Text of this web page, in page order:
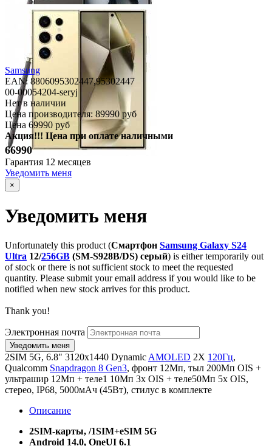
Samsung
EAN: 8806095302447,95302447
00-00054204-seryj
Нет в наличии
Цена производителя: 89990 руб
Цена 69990 руб
Акция!!! Цена при оплате наличными
66990
Гарантия 12 месяцев
Уведомить меня
×
Уведомить меня
Unfortunately this product (Смартфон Samsung Galaxy S24
Ultra 12/256GB (SM-S928B/DS) серый) is either temporarily out
of stock or there is not sufficient stock to meet the requested
quantity. Please submit your email address if you would like to be
notified when new stock arrives for this product.
Thank you!
Электронная почта
2SIM 5G, 6.8" 3120x1440 Dynamic AMOLED 2X 120Гц,
Qualcomm Snapdragon 8 Gen3, фронт 12Мп, тыл 200Мп OIS +
ультрашир 12Мп + теле1 10Мп 3х OIS + теле50Мп 5х OIS,
стерео, IP68, 5000мАч (45Вт), стилус в комплекте
Описание
2SIM-карты, /1SIM+eSIM 5G
Android 14.0, OneUI 6.1